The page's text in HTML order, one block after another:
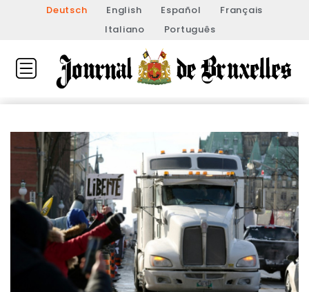
Deutsch English Español
Français
Italiano
Português